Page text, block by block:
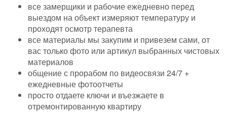
все замерщики и рабочие ежедневно перед
выездом на объект измеряют температуру и
проходят осмотр терапевта
все материалы мы закупим и привезем сами, от
вас только фото или артикул выбранных чистовых
материалов
общение с прорабом по видеосвязи 24/7 +
ежедневные фотоотчеты
просто отдаете ключи и въезжаете в
отремонтированную квартиру